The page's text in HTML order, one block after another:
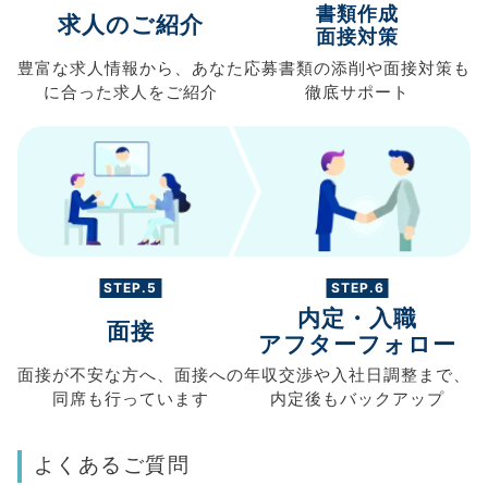
求人のご紹介
豊富な求人情報から、 あなた
に合った求人を ご紹介
書類作成
面接対策
応募書類の添削や面接対策も
徹底サポート
STEP.5
面接
面接が不安な方へ、 面接への
同席も行っています
STEP.6
内定・入職
アフターフォロー
年収交渉や入社日調整まで、
内定後もバックアップ
よくあるご質問